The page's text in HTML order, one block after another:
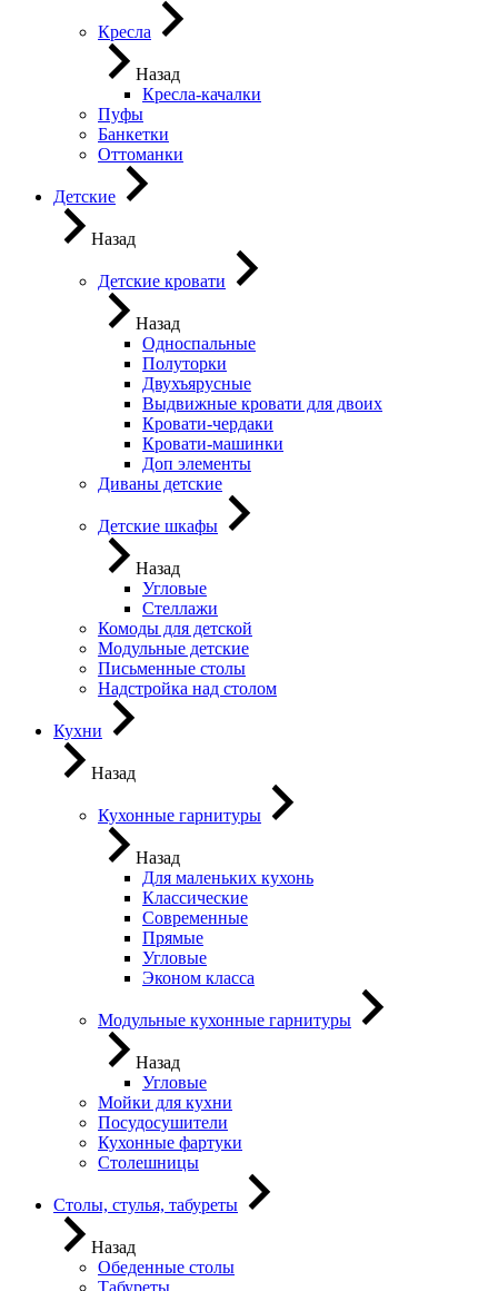
Кресла
Назад
Кресла-качалки
Пуфы
Банкетки
Оттоманки
Детские
Назад
Детские кровати
Назад
Односпальные
Полуторки
Двухъярусные
Выдвижные кровати для двоих
Кровати-чердаки
Кровати-машинки
Доп элементы
Диваны детские
Детские шкафы
Назад
Угловые
Стеллажи
Комоды для детской
Модульные детские
Письменные столы
Надстройка над столом
Кухни
Назад
Кухонные гарнитуры
Назад
Для маленьких кухонь
Классические
Современные
Прямые
Угловые
Эконом класса
Модульные кухонные гарнитуры
Назад
Угловые
Мойки для кухни
Посудосушители
Кухонные фартуки
Столешницы
Столы, стулья, табуреты
Назад
Обеденные столы
Табуреты